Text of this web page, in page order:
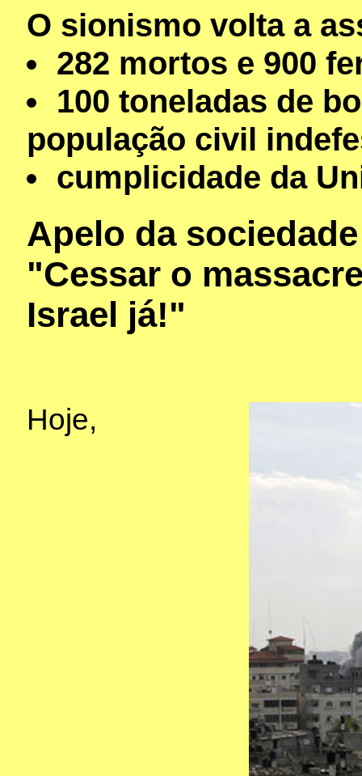
O sionismo volta a
282 mortos e 900
100 toneladas de
população civil
cumplicidade da
Apelo da
"Cessar o
Israel já!"
Hoje,